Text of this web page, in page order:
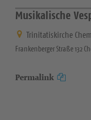
Musikalische
Trinitatiskirche
Frankenberger Straße 132
Permalink